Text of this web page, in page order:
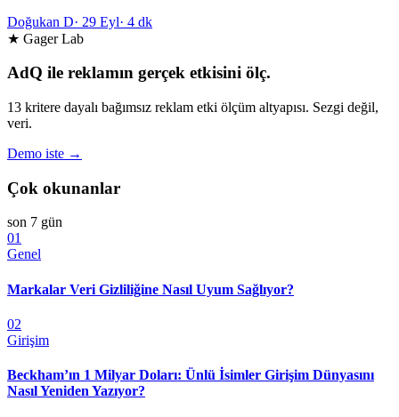
Doğukan D· 29 Eyl· 4 dk
★ Gager Lab
AdQ ile reklamın gerçek etkisini ölç.
13 kritere dayalı bağımsız reklam etki ölçüm altyapısı. Sezgi değil,
veri.
Demo iste →
Çok okunanlar
son 7 gün
01
Genel
Markalar Veri Gizliliğine Nasıl Uyum Sağlıyor?
02
Girişim
Beckham’ın 1 Milyar Doları: Ünlü İsimler Girişim Dünyasını
Nasıl Yeniden Yazıyor?